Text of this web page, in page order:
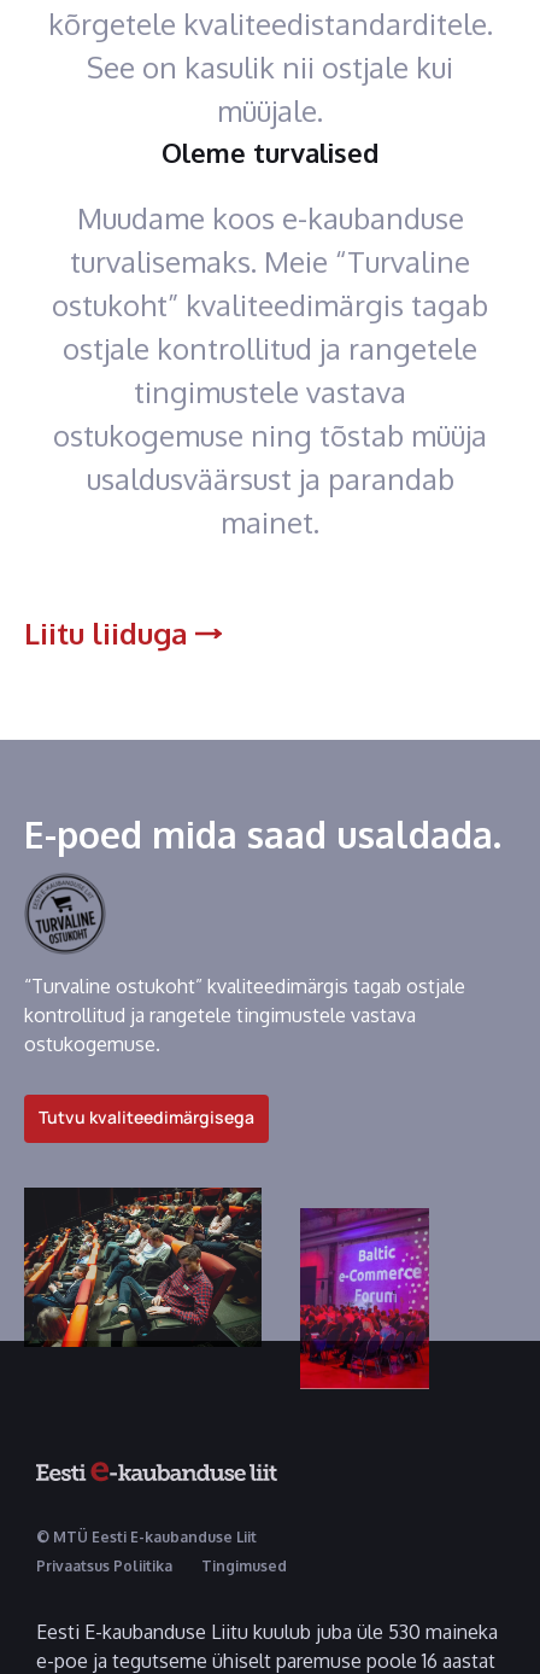
kõrgetele kvaliteedistandarditele.
See on kasulik nii ostjale kui
müüjale.
Oleme turvalised
Muudame koos e-kaubanduse
turvalisemaks. Meie “Turvaline
ostukoht” kvaliteedimärgis tagab
ostjale kontrollitud ja rangetele
tingimustele vastava
ostukogemuse ning tõstab müüja
usaldusväärsust ja parandab
mainet.
Liitu liiduga
E-poed mida saad usaldada.
“Turvaline ostukoht” kvaliteedimärgis tagab ostjale
kontrollitud ja rangetele tingimustele vastava
ostukogemuse.
Tutvu kvaliteedimärgisega
© MTÜ Eesti E-kaubanduse Liit
Privaatsus Poliitika
Tingimused
Eesti E-kaubanduse Liitu kuulub juba üle 530 maineka
e-poe ja tegutseme ühiselt paremuse poole 16 aastat